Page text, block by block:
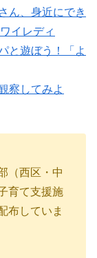
ん、身近にでき
イレディ
と遊ぼう！「よ
察してみよ
（西区・中
育て支援施
布していま